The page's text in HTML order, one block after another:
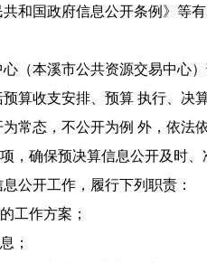
和国政府信息公开条例》等
（本溪市公共资源交易中心
算收支安排、预算 执行、决
常态，不公开为例 外，依法
，确保预决算信息公开及时、
公开工作，履行下列职责：
工作方案；
；